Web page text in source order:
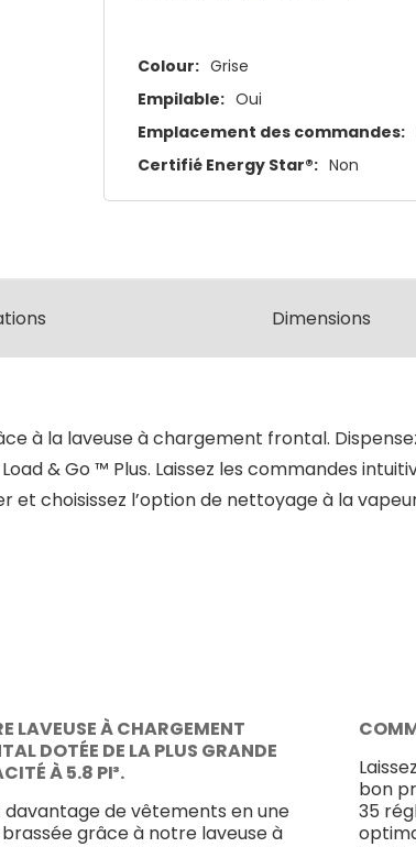
Colour: Grise
Empilable: Oui
Emplacement des commandes:
Certifié Energy Star®: Non
Dimensions
à la laveuse à chargement frontal.
& Go ™ Plus. Laissez les commandes
et choisissez l’option de nettoyage à la
LAVEUSE À CHARGEMENT
DOTÉE DE LA PLUS GRANDE
À 5.8 PI³.
davantage de vêtements en une
grâce à notre laveuse à
bon
35